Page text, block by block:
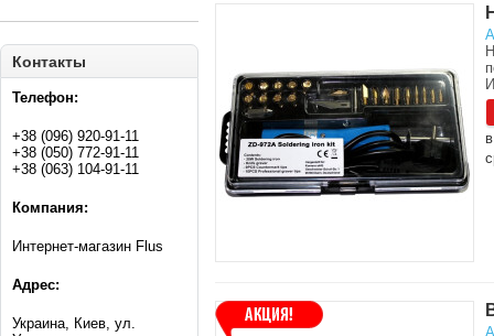
Контакты
Телефон:
+38 (096) 920-91-11
+38 (050) 772-91-11
+38 (063) 104-91-11
Компания:
Интернет-магазин Flus
Адрес:
Украина, Киев, ул.